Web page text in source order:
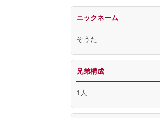
ニックネーム
そうた
兄弟構成
1人